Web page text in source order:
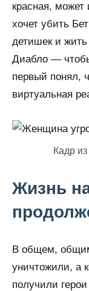
красная,
хочет убить
детишек и
Диабло —
первый понял,
виртуальная
Кадр
Жизнь
В общем,
уничтожили, а
получили